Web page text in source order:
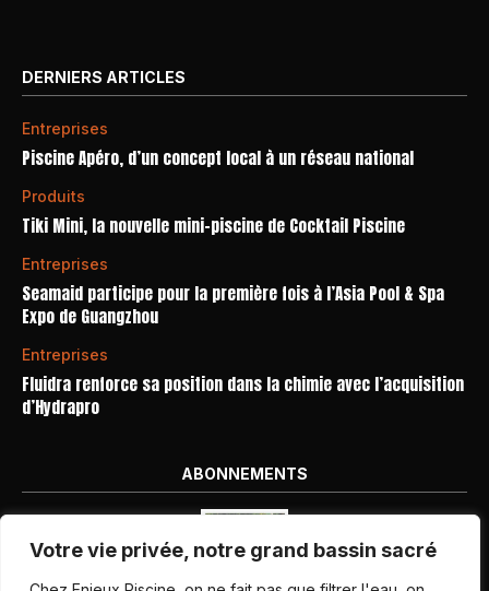
Votre vie privée, notre grand bassin sacré
DERNIERS ARTICLES
Entreprises
Piscine Apéro, d’un concept local à un réseau national
Produits
Tiki Mini, la nouvelle mini-piscine de Cocktail Piscine
Entreprises
Seamaid participe pour la première fois à l’Asia Pool & Spa
Expo de Guangzhou
Entreprises
Fluidra renforce sa position dans la chimie avec l’acquisition
d’Hydrapro
ABONNEMENTS